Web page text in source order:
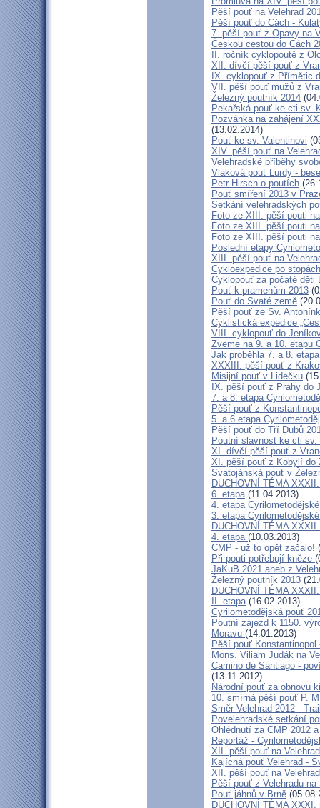
Pěší pouť na Velehrad
Pěší pouť do Cách -
7. pěší pouť z Opavy na
Českou cestou do Cách
II. ročník cyklopoutě z
XII. dívčí pěší pouť z
IX. cyklopouť z Přímětic
VII. pěší pouť mužů z
Železný poutník 2014
Pekařská pouť ke cti sv.
Pozvánka na zahájení
(13.02.2014)
Pouť ke sv. Valentinovi
XIV. pěší pouť na
Velehradské příběhy
Vlaková pouť Lurdy -
Petr Hirsch o poutích
Pouť smíření 2013 v
Setkání velehradských
Foto ze XIII. pěší pouti
Foto ze XIII. pěší pouti
Foto ze XIII. pěší pouti
Poslední etapy
XIII. pěší pouť na
Cykloexpedice po
Cyklopouť za počaté děti
Pouť k pramenům 2013
Pouť do Svaté země
Pěší pouť ze Sv.
Cyklistická expedice
VIII. cyklopouť do
Zveme na 9. a 10. etapu
Jak proběhla 7. a 8.
XXXIII. pěší pouť z
Misijní pouť v Lidečku
IX. pěší pouť z Prahy do
7. a 8. etapa
Pěší pouť z
5. a 6.etapa
Pěší pouť do Tří Dubů
Poutní slavnost ke cti sv.
XI. dívčí pěší pouť z
XI. pěší pouť z Kobylí do
Svatojánská pouť v
DUCHOVNÍ TÉMA
6. etapa(11.04.2013)
4. etapa
3. etapa
DUCHOVNÍ TÉMA
4. etapa (10.03.2013)
CMP - už to opět začalo!
Při pouti potřebují kněze
JaKuB 2021 aneb z
Železný poutník 2013
DUCHOVNÍ TÉMA
II. etapa(16.02.2013)
Cyrilometodějská pouť
Poutní zájezd k 1150.
Moravu (14.01.2013)
Pěší pouť Konstantinopol
Mons. Viliam Judák na
Camino de Santiago -
(13.11.2012)
Národní pouť za obnovu
10. smírná pěší pouť P.
Směr Velehrad 2012 -
Povelehradské setkání
Ohlédnutí za CMP 2012
Reportáž -
XII. pěší pouť na
Kajícná pouť Velehrad -
XII. pěší pouť na
Pěší pouť z Velehradu na
Pouť jáhnů v Brně
DUCHOVNÍ TÉMA